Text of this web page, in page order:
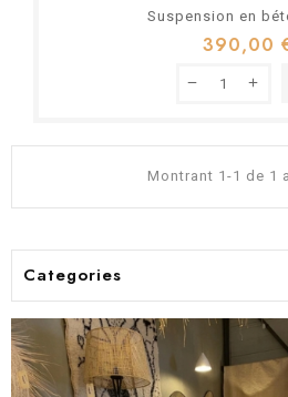
Suspension en
390,00
Montrant 1-1 de 1
Categories